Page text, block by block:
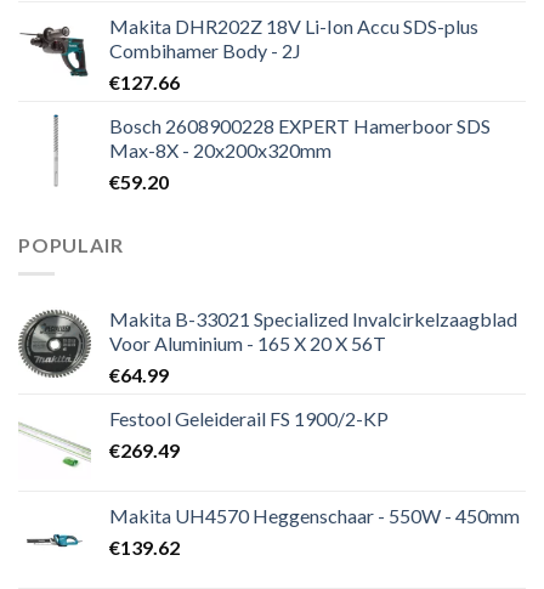
Makita DHR202Z 18V Li-Ion Accu SDS-plus
Combihamer Body - 2J
€127.66
Bosch 2608900228 EXPERT Hamerboor SDS
Max-8X - 20x200x320mm
€59.20
POPULAIR
Makita B-33021 Specialized Invalcirkelzaagblad
Voor Aluminium - 165 X 20 X 56T
€64.99
Festool Geleiderail FS 1900/2-KP
€269.49
Makita UH4570 Heggenschaar - 550W - 450mm
€139.62